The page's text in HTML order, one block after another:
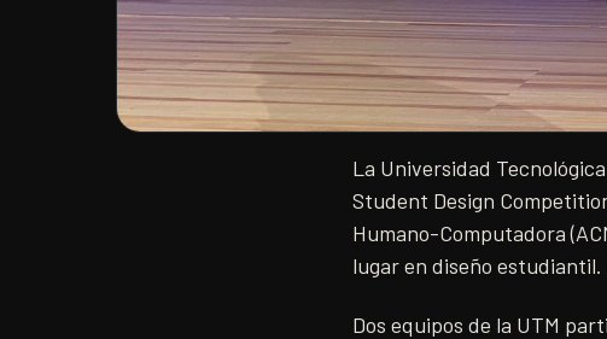
La Universidad
Student Design
Humano-Computadora
lugar en diseño estudiantil.
Dos equipos de la UTM